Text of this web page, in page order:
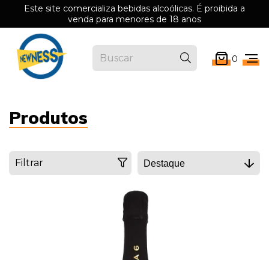
Este site comercializa bebidas alcoólicas. É proibida a
venda para menores de 18 anos
0
Produtos
Filtrar